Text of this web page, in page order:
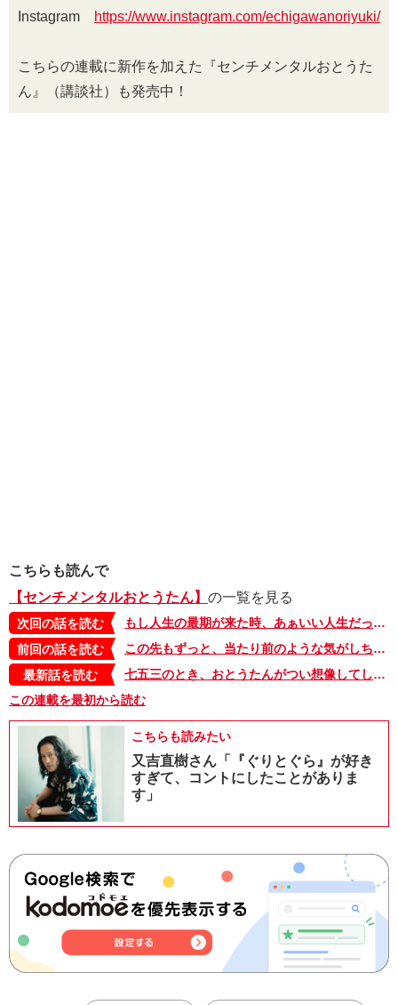
Instagram
https://www.instagram.com/echigawanoriyuki/
こちらの連載に新作を加えた『センチメンタルおとうた
ん』（講談社）も発売中！
こちらも読んで
【センチメンタルおとうたん】 の一覧を見る
次回の話を読む
もし人生の最期が来た時、あぁいい人生だったなぁと思える瞬間がいくつもあって…【えちがわのりゆきの「センチメンタルおとうたん」・100】
前回の話を読む
この先もずっと、当たり前のような気がしちゃうんだよな…【えちがわのりゆきの「センチメンタルおとうたん」・98】
最新話を読む
七五三のとき、おとうたんがつい想像してしまったのは……【えちがわのりゆきの「センチメンタルおとうたん」・七五三編】
この連載を最初から読む
こちらも読みたい
又吉直樹さん「『ぐりとぐら』が好き
すぎて、コントにしたことがありま
す」